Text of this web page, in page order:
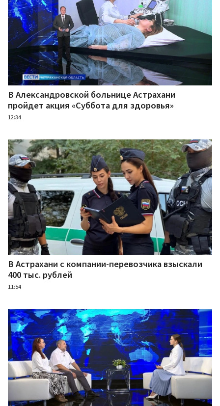
В Александровской больнице Астрахани
пройдет акция «Суббота для здоровья»
12:34
В Астрахани с компании-перевозчика взыскали
400 тыс. рублей
11:54